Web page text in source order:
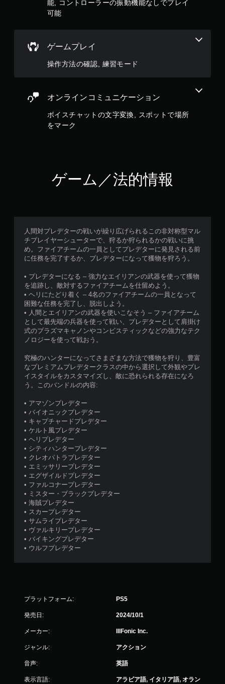
能, コントローラーの振動機能なしでプレイ
可能
ゲームプレイ
操作方法の確認, 練習モード
オンラインコミュニケーション
ボイスチャットの文字変換, スポットで場所
をマーク
ゲーム／法的情報
人間対プレデターの戦いが繰り広げられるこの非対称型マル
チプレイヤーシューターで、狩るか狩られるかの戦いに挑
め。ファイアチームの一員としてプレデターに発見される前
に任務を完了するか、プレデターになって獲物を狩ろう。
• プレデターになる – 強力なエイリアンの武器を使って獲物
を追跡し、敵対するファイアチームを仕留めよう。
• ヘリにたどり着く – 4名のファイアチームの一員となって
困難な任務を完了し、脱出しよう。
• 人間とエイリアンの武器を使いこなそう – ファイアチーム
として最先端の兵器を使って戦い、プレデターとして肩掛け
式のプラズマキャノンやコンビスティックなどの強力なテク
ノロジーを使って戦おう。
究極のハンターになってさまざまな方法で獲物を狩り、豊富
なプレミアムプレデタークラスの中から選択して外観やプレ
イスタイルをカスタマイズし、敵に恐れられる存在になろ
う。このバンドルの内容:
• アマゾンプレデター
• バイオニックプレデター
• キャプチャードプレデター
• ケルト風プレデター
• ヘリプレデター
• シティハンタープレデター
• クレオパトラプレデター
• エミッサリープレデター
• エグザイルドプレデター
• ファルコナープレデター
• ミスター・ブラックプレデター
• 海賊プレデター
• スカープレデター
• サムライプレデター
• ヴァルキリープレデター
• バイキングプレデター
• ウルフプレデター
プラットフォーム: PS5
発売日: 2024/10/1
メーカー: IllFonic Inc.
ジャンル: アクション
音声: 英語
表示言語:
アラビア語, イタリア語, オラン